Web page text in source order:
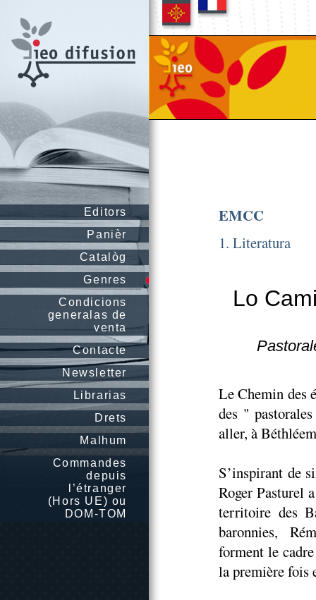
Editors
Panièr
Catalòg
Genres
Condicions
generalas de
venta
Contacte
Newsletter
Librarias
Drets
Malhum
Commandes
depuis
l’étranger
(Hors UE) ou
DOM-TOM
EMCC
1. Literatura
Lo
Le Chemin des
des "
aller, à
S’inspirant de
Roger Pasturel
territoire des
baronnies,
forment le
la première fois